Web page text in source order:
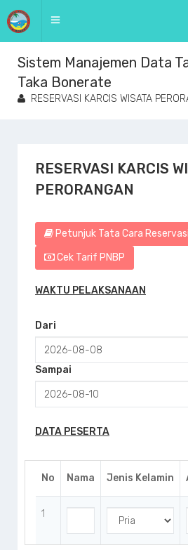
Sistem Manajemen Data
Taka Bonerate
RESERVASI KARCIS WISATA
RESERVASI KARCIS
PERORANGAN
Petunjuk Tata Cara Reservasi
Cek Tarif PNBP
WAKTU PELAKSANAAN
Dari
Sampai
DATA PESERTA
No Nama Jenis Kelamin
1